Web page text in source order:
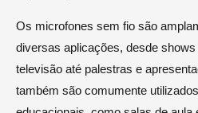
Os microfones sem fio são
diversas aplicações, desde
televisão até palestras e
também são comumente